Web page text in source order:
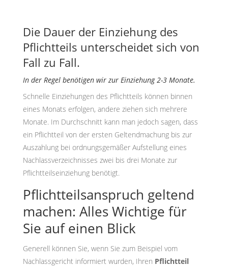
Die Dauer der Einziehung des
Pflichtteils unterscheidet sich von
Fall zu Fall.
In der Regel benötigen wir zur Einziehung 2-3 Monate.
Schnelle Einziehungen des Pflichtteils können binnen
eines Monats erfolgen, andere ziehen sich mehrere
Monate. Im Durchschnitt kann man jedoch sagen, dass
ein Pflichtteil von der ersten Geltendmachung bis zur
Auszahlung bei ordnungsgemäßer Aufstellung eines
Nachlassverzeichnisses zwei bis drei Monate zur
Pflichtteilseinziehung benötigt.
Pflichtteilsanspruch geltend
machen: Alles Wichtige für
Sie auf einen Blick
Generell können Sie, wenn Sie zum Beispiel vom
Nachlassgericht informiert wurden, Ihren Pflichtteil